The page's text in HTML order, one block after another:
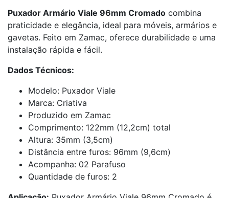
Puxador Armário Viale 96mm Cromado combina
praticidade e elegância, ideal para móveis, armários e
gavetas. Feito em Zamac, oferece durabilidade e uma
instalação rápida e fácil.
Dados Técnicos:
Modelo: Puxador Viale
Marca: Criativa
Produzido em Zamac
Comprimento: 122mm (12,2cm) total
Altura: 35mm (3,5cm)
Distância entre furos: 96mm (9,6cm)
Acompanha: 02 Parafuso
Quantidade de furos: 2